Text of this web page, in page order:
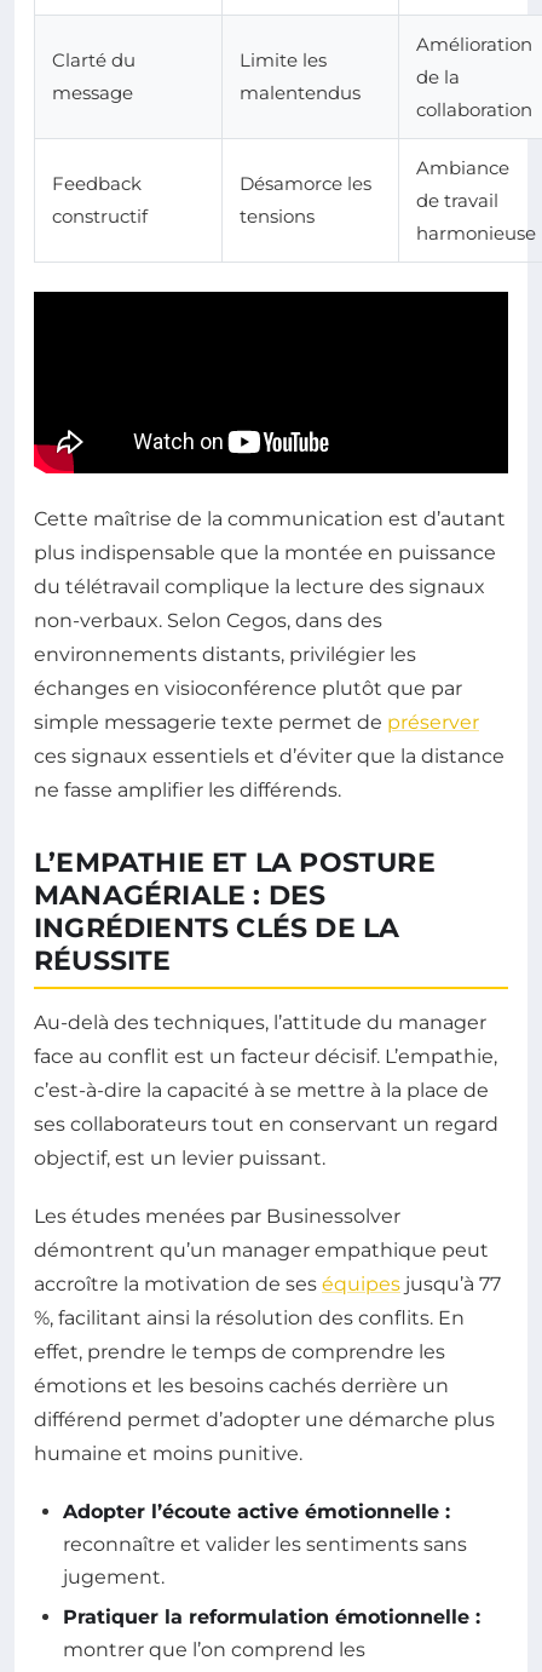
Clarté du
message
Limite les
malentendus
Amélioration
de la
collaboration
Feedback
constructif
Désamorce les
tensions
Ambiance
de travail
harmonieuse
Cette maîtrise de la communication est d’autant
plus indispensable que la montée en puissance
du télétravail complique la lecture des signaux
non-verbaux. Selon Cegos, dans des
environnements distants, privilégier les
échanges en visioconférence plutôt que par
simple messagerie texte permet de préserver
ces signaux essentiels et d’éviter que la distance
ne fasse amplifier les différends.
L’EMPATHIE ET LA POSTURE
MANAGÉRIALE : DES
INGRÉDIENTS CLÉS DE LA
RÉUSSITE
Au-delà des techniques, l’attitude du manager
face au conflit est un facteur décisif. L’empathie,
c’est-à-dire la capacité à se mettre à la place de
ses collaborateurs tout en conservant un regard
objectif, est un levier puissant.
Les études menées par Businessolver
démontrent qu’un manager empathique peut
accroître la motivation de ses équipes jusqu’à 77
%, facilitant ainsi la résolution des conflits. En
effet, prendre le temps de comprendre les
émotions et les besoins cachés derrière un
différend permet d’adopter une démarche plus
humaine et moins punitive.
Adopter l’écoute active émotionnelle :
reconnaître et valider les sentiments sans
jugement.
Pratiquer la reformulation émotionnelle :
montrer que l’on comprend les